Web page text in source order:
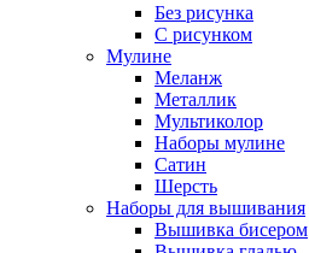
Без рисунка
С рисунком
Мулине
Меланж
Металлик
Мультиколор
Наборы мулине
Сатин
Шерсть
Наборы для вышивания
Вышивка бисером